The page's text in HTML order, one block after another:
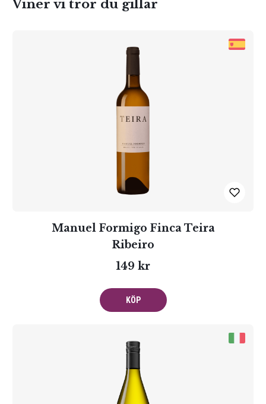
Viner vi tror du gillar
Manuel Formigo Finca Teira
Ribeiro
149 kr
KÖP